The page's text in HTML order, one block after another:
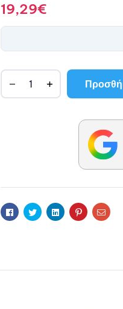
19,29€
v
Facebook
TwitterLinkedinPinterestEmail